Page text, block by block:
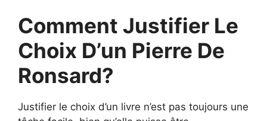
Comment Justifier Le
Choix D’un Pierre De
Ronsard?
Justifier le choix d’un livre n’est pas toujours une